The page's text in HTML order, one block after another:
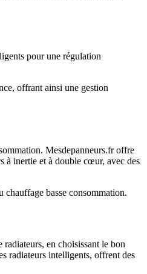
pour une régulation
offrant ainsi une gestion
Mesdepanneurs.fr offre
à inertie et à double cœur, avec des
chauffage basse consommation.
en choisissant le bon
radiateurs intelligents, offrent des